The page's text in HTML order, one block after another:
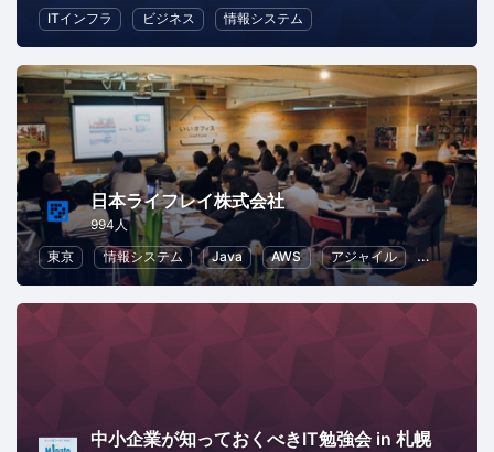
ITインフラ
ビジネス 情報システム
日本ライフレイ株式会社
994人
東京
情報システム Java AWS アジャイル Web
中小企業が知っておくべきIT勉強会 in 札幌